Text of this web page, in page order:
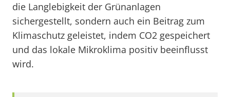
die Langlebigkeit der Grünanlagen
sichergestellt, sondern auch ein Beitrag zum
Klimaschutz geleistet, indem CO2 gespeichert
und das lokale Mikroklima positiv beeinflusst
wird.